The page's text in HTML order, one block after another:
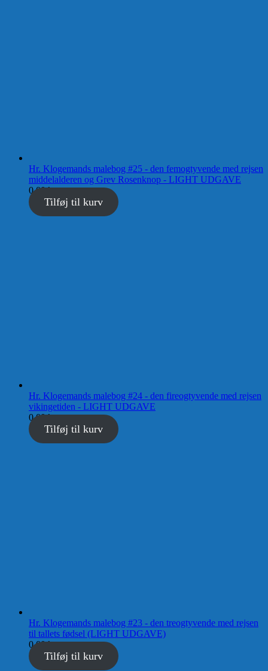
Hr. Klogemands malebog #25 - den femogtyvende med rejsen
middelalderen og Grev Rosenknop - LIGHT UDGAVE
0,00kr.
Tilføj til kurv
Hr. Klogemands malebog #24 - den fireogtyvende med rejsen
vikingetiden - LIGHT UDGAVE
0,00kr.
Tilføj til kurv
Hr. Klogemands malebog #23 - den treogtyvende med rejsen
til tallets fødsel (LIGHT UDGAVE)
0,00kr.
Tilføj til kurv